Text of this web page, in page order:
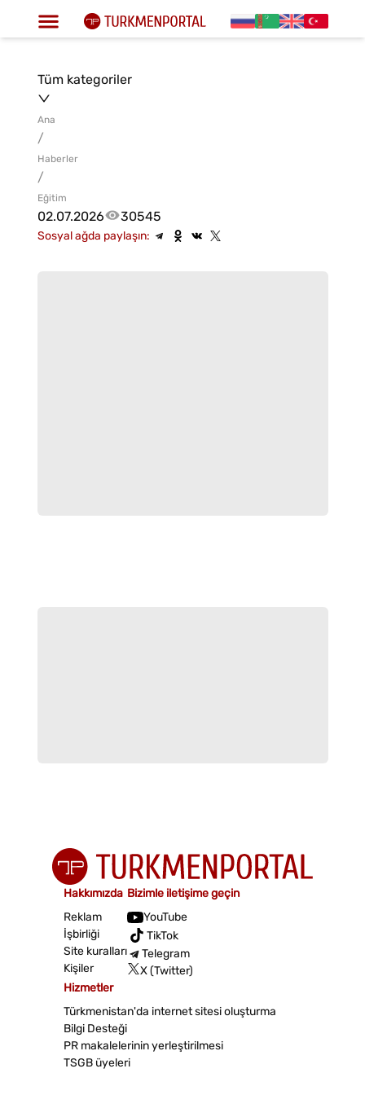
Tüm kategoriler
Ana
/
Haberler
/
Eğitim
02.07.2026 30545
Sosyal ağda paylaşın:
Hakkımızda
Reklam
İşbirliği
Site kuralları
Kişiler
Bizimle iletişime geçin
YouTube
TikTok
Telegram
X (Twitter)
Hizmetler
Türkmenistan'da internet sitesi oluşturma
Bilgi Desteği
PR makalelerinin yerleştirilmesi
TSGB üyeleri